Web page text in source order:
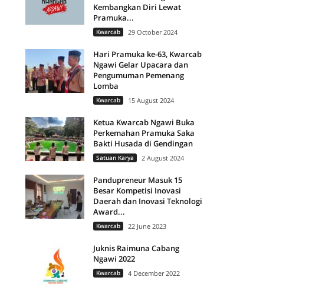
Kembangkan Diri Lewat
Pramuka...
Kwarcab 29 October 2024
Hari Pramuka ke-63, Kwarcab
Ngawi Gelar Upacara dan
Pengumuman Pemenang
Lomba
Kwarcab 15 August 2024
Ketua Kwarcab Ngawi Buka
Perkemahan Pramuka Saka
Bakti Husada di Gendingan
Satuan Karya 2 August 2024
Pandupreneur Masuk 15
Besar Kompetisi Inovasi
Daerah dan Inovasi Teknologi
Award...
Kwarcab 22 June 2023
Juknis Raimuna Cabang
Ngawi 2022
Kwarcab 4 December 2022